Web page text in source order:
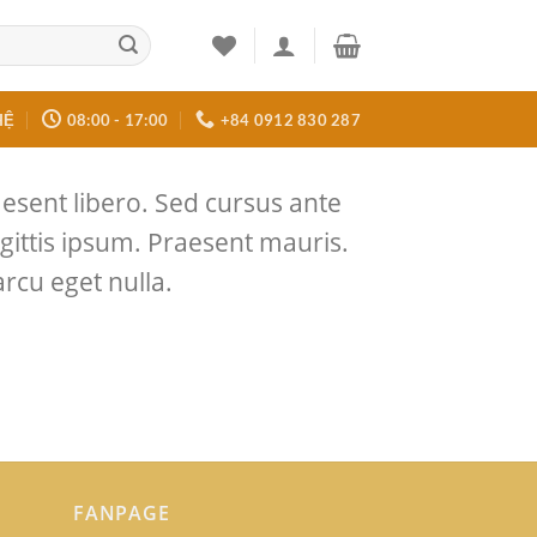
08:00 - 17:00 +84 0912 830 287
libero. Sed cursus ante
ipsum. Praesent mauris.
eget nulla.
FANPAGE